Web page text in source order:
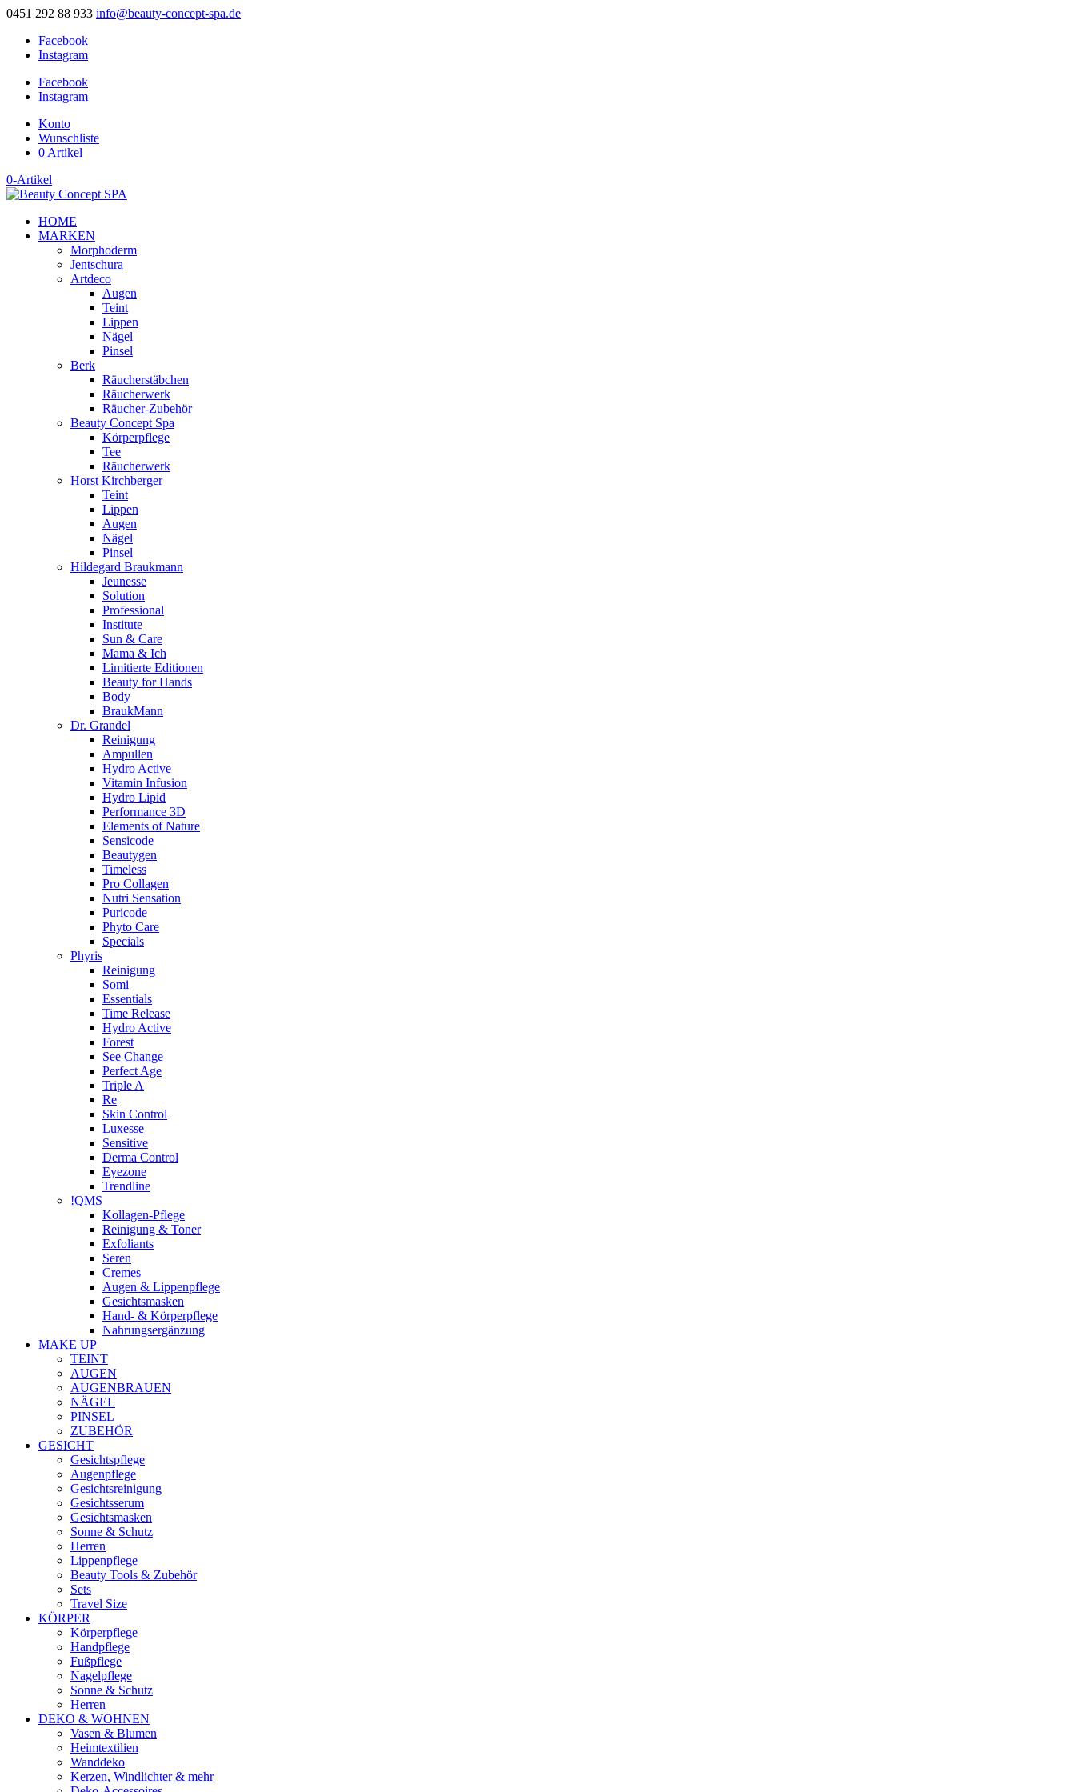
0451 292 88 933 info@beauty-concept-spa.de
Facebook
Instagram
Facebook
Instagram
Konto
Wunschliste
0 Artikel
0-Artikel
HOME
MARKEN
Morphoderm
Jentschura
Artdeco
Augen
Teint
Lippen
Nägel
Pinsel
Berk
Räucherstäbchen
Räucherwerk
Räucher-Zubehör
Beauty Concept Spa
Körperpflege
Tee
Räucherwerk
Horst Kirchberger
Teint
Lippen
Augen
Nägel
Pinsel
Hildegard Braukmann
Jeunesse
Solution
Professional
Institute
Sun & Care
Mama & Ich
Limitierte Editionen
Beauty for Hands
Body
BraukMann
Dr. Grandel
Reinigung
Ampullen
Hydro Active
Vitamin Infusion
Hydro Lipid
Performance 3D
Elements of Nature
Sensicode
Beautygen
Timeless
Pro Collagen
Nutri Sensation
Puricode
Phyto Care
Specials
Phyris
Reinigung
Somi
Essentials
Time Release
Hydro Active
Forest
See Change
Perfect Age
Triple A
Re
Skin Control
Luxesse
Sensitive
Derma Control
Eyezone
Trendline
!QMS
Kollagen-Pflege
Reinigung & Toner
Exfoliants
Seren
Cremes
Augen & Lippenpflege
Gesichtsmasken
Hand- & Körperpflege
Nahrungsergänzung
MAKE UP
TEINT
AUGEN
AUGENBRAUEN
NÄGEL
PINSEL
ZUBEHÖR
GESICHT
Gesichtspflege
Augenpflege
Gesichtsreinigung
Gesichtsserum
Gesichtsmasken
Sonne & Schutz
Herren
Lippenpflege
Beauty Tools & Zubehör
Sets
Travel Size
KÖRPER
Körperpflege
Handpflege
Fußpflege
Nagelpflege
Sonne & Schutz
Herren
DEKO & WOHNEN
Vasen & Blumen
Heimtextilien
Wanddeko
Kerzen, Windlichter & mehr